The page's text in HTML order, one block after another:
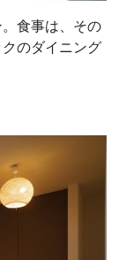
食事は、その
のダイニング